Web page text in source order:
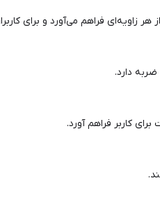
دارد.
کاربر فراهم آورد.